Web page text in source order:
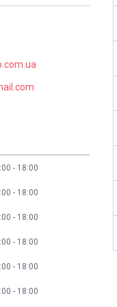
18:00
18:00
18:00
18:00
18:00
18:00